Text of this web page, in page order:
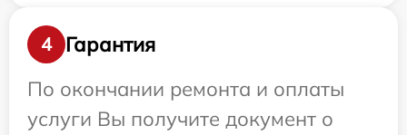
4
Гарантия
По окончании ремонта и оплаты
услуги Вы получите документ о